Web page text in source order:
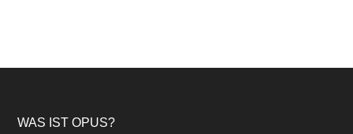
Footer
WAS IST OPUS?